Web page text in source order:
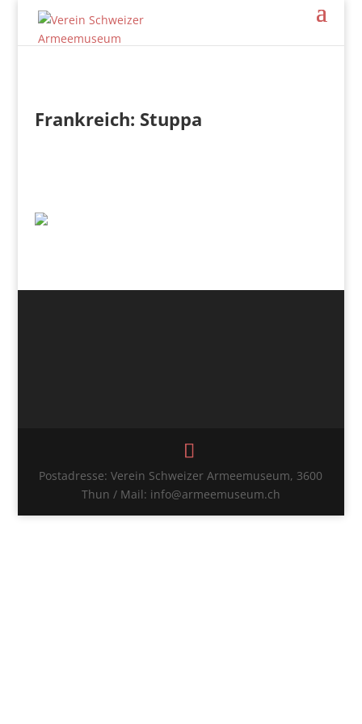
Frankreich: Stuppa
Postadresse: Verein Schweizer Armeemuseum, 3600
Thun / Mail: info@armeemuseum.ch